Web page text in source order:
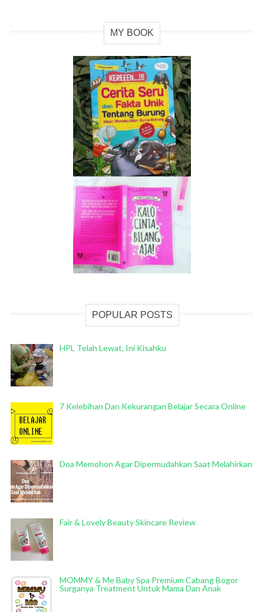
MY BOOK
POPULAR POSTS
HPL Telah Lewat, Ini Kisahku
7 Kelebihan Dan Kekurangan Belajar Secara Online
Doa Memohon Agar Dipermudahkan Saat Melahirkan
Fair & Lovely Beauty Skincare Review
MOMMY & Me Baby Spa Premium Cabang Bogor
Surganya Treatment Untuk Mama Dan Anak